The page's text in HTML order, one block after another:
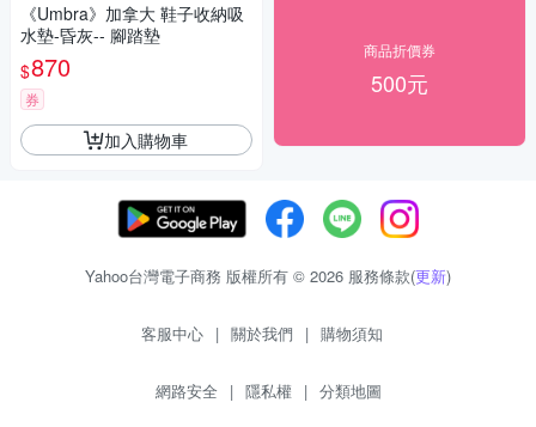
《Umbra》加拿大 鞋子收納吸
水墊-昏灰-- 腳踏墊
$870
券
加入購物車
商品折價券
500元
Yahoo台灣電子商務 版權所有 © 2026 服務條款(更新)
客服中心 | 關於我們 | 購物須知
網路安全 | 隱私權 | 分類地圖